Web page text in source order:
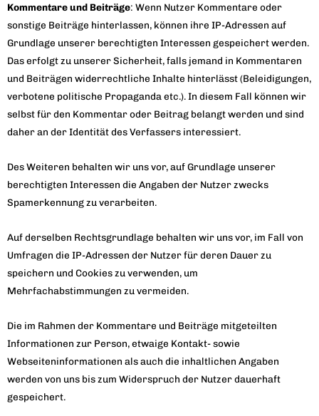
Kommentare und Beiträge: Wenn Nutzer Kommentare oder
sonstige Beiträge hinterlassen, können ihre IP-Adressen auf
Grundlage unserer berechtigten Interessen gespeichert werden.
Das erfolgt zu unserer Sicherheit, falls jemand in Kommentaren
und Beiträgen widerrechtliche Inhalte hinterlässt (Beleidigungen,
verbotene politische Propaganda etc.). In diesem Fall können wir
selbst für den Kommentar oder Beitrag belangt werden und sind
daher an der Identität des Verfassers interessiert.
Des Weiteren behalten wir uns vor, auf Grundlage unserer
berechtigten Interessen die Angaben der Nutzer zwecks
Spamerkennung zu verarbeiten.
Auf derselben Rechtsgrundlage behalten wir uns vor, im Fall von
Umfragen die IP-Adressen der Nutzer für deren Dauer zu
speichern und Cookies zu verwenden, um
Mehrfachabstimmungen zu vermeiden.
Die im Rahmen der Kommentare und Beiträge mitgeteilten
Informationen zur Person, etwaige Kontakt- sowie
Webseiteninformationen als auch die inhaltlichen Angaben
werden von uns bis zum Widerspruch der Nutzer dauerhaft
gespeichert.